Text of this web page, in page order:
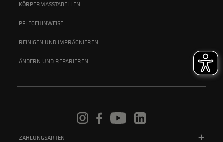
KÖRPERMASSTABELLEN
PFLEGEHINWEISE
REINIGEN UND IMPRÄGNIEREN
ÄNDERN UND REPARIEREN
ZAHLUNGSARTEN